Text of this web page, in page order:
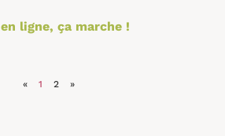
ligne, ça marche !
« 1 2 »